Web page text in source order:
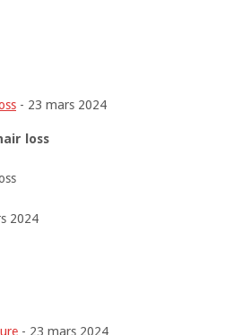
- 23 mars 2024
loss
2024
- 23 mars 2024